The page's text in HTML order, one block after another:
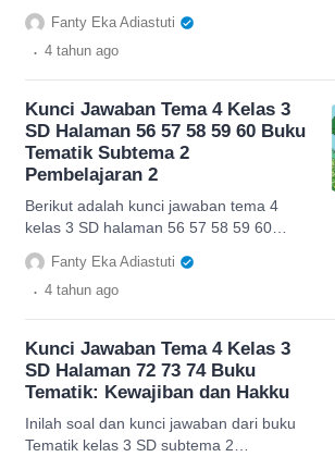
Tematik Subtema 2 Pembelajaran 1.
Fanty Eka Adiastuti
. 4 tahun ago
Kunci Jawaban Tema 4 Kelas 3
SD Halaman 56 57 58 59 60 Buku
Tematik Subtema 2
Pembelajaran 2
Berikut adalah kunci jawaban tema 4
kelas 3 SD halaman 56 57 58 59 60
Buku Tematik Subtema 2 Pembelajaran
2.
Fanty Eka Adiastuti
. 4 tahun ago
Kunci Jawaban Tema 4 Kelas 3
SD Halaman 72 73 74 Buku
Tematik: Kewajiban dan Hakku
Inilah soal dan kunci jawaban dari buku
Tematik kelas 3 SD subtema 2